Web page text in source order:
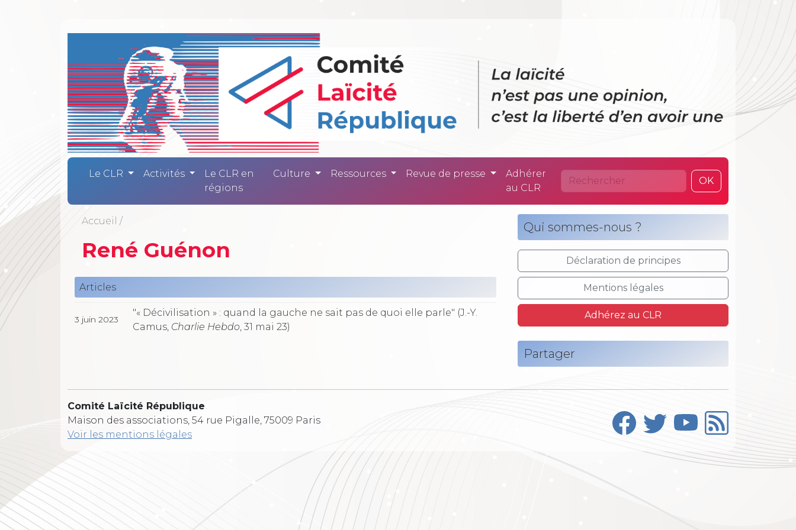
Comité Laïcité République - La laïcité
Le CLR Activités
Le CLR en
régions
Culture Ressources Revue de presse
Adhérer
au CLR
OK
Accueil /
René Guénon
Articles
3 juin 2023
"« Décivilisation » : quand la gauche ne sait pas de quoi elle parle" (J.-Y.
Camus, Charlie Hebdo, 31 mai 23)
Qui sommes-nous ?
Déclaration de principes
Mentions légales
Adhérez au CLR
Partager
Comité Laïcité République
Maison des associations, 54 rue Pigalle, 75009 Paris
Voir les mentions légales